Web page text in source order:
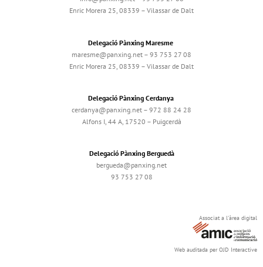
Enric Morera 25, 08339 – Vilassar de Dalt
Delegació Pànxing Maresme
maresme@panxing.net – 93 753 27 08
Enric Morera 25, 08339 – Vilassar de Dalt
Delegació Pànxing Cerdanya
cerdanya@panxing.net – 972 88 24 28
Alfons I, 44 A, 17520 – Puigcerdà
Delegació Pànxing Berguedà
bergueda@panxing.net
93 753 27 08
Associat a l'àrea digital
Web auditada per OJD Interactive